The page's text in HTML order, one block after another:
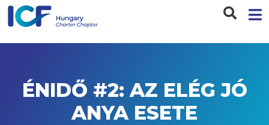
ÉNIDŐ #2: AZ ELÉG JÓ
ANYA ESETE